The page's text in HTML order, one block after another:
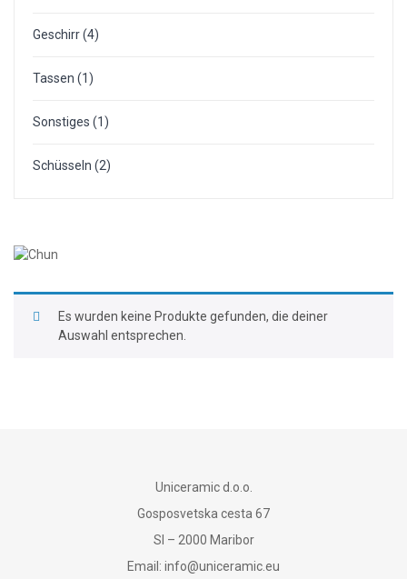
Single editions
Lampen
Hängeleuchten
Buchungsdaten
Geschirr(4)
Tassen (1)
Sonstiges (1)
Schüsseln (2)
Es wurden keine Produkte gefunden, die deiner
Auswahl entsprechen.
Uniceramic d.o.o.
Gosposvetska cesta 67
Sl – 2000 Maribor
Email: info@uniceramic.eu